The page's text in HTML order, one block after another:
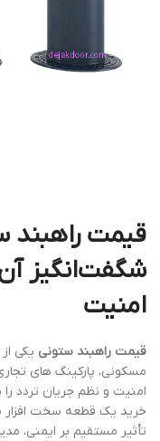
قیمت راهبند
شگفت‌انگیز
امنیت
قیمت راهبند ستونی یکی
مسکونی، پارکینگ های
امنیت و نظم جریان تردد
خرید یک قطعه سخت افزار
تأثیر مستقیم بر ایمنی،